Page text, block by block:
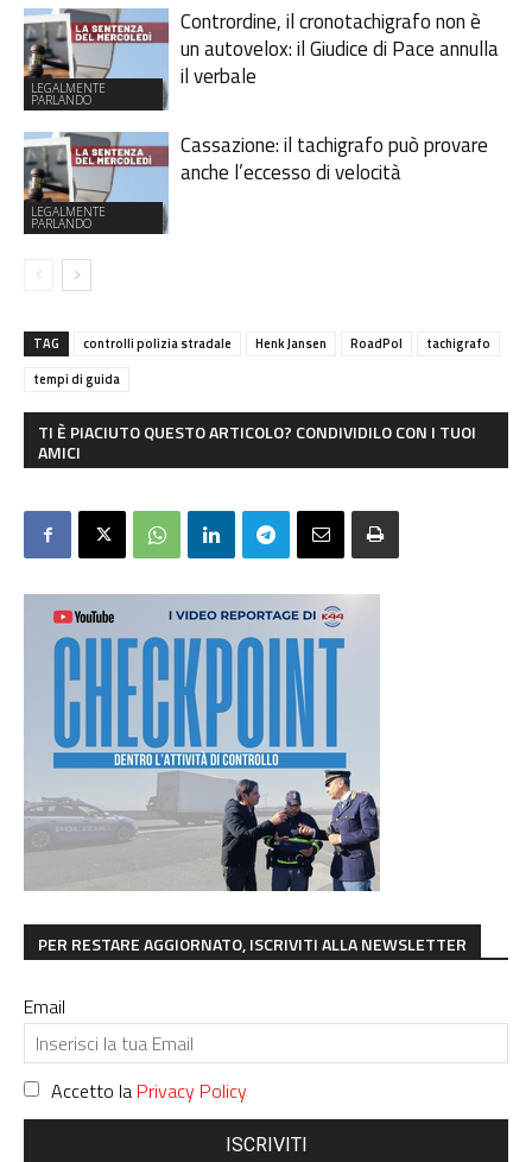
LEGALMENTE
PARLANDO
Contrordine, il cronotachigrafo non è
un autovelox: il Giudice di Pace annulla
il verbale
LEGALMENTE
PARLANDO
Cassazione: il tachigrafo può provare
anche l’eccesso di velocità
TAG controlli polizia stradale Henk Jansen RoadPol
tachigrafo
tempi di guida
TI È PIACIUTO QUESTO ARTICOLO? CONDIVIDILO CON I TUOI
AMICI
PER RESTARE AGGIORNATO, ISCRIVITI ALLA NEWSLETTER
Email
Accetto la Privacy Policy
ISCRIVITI